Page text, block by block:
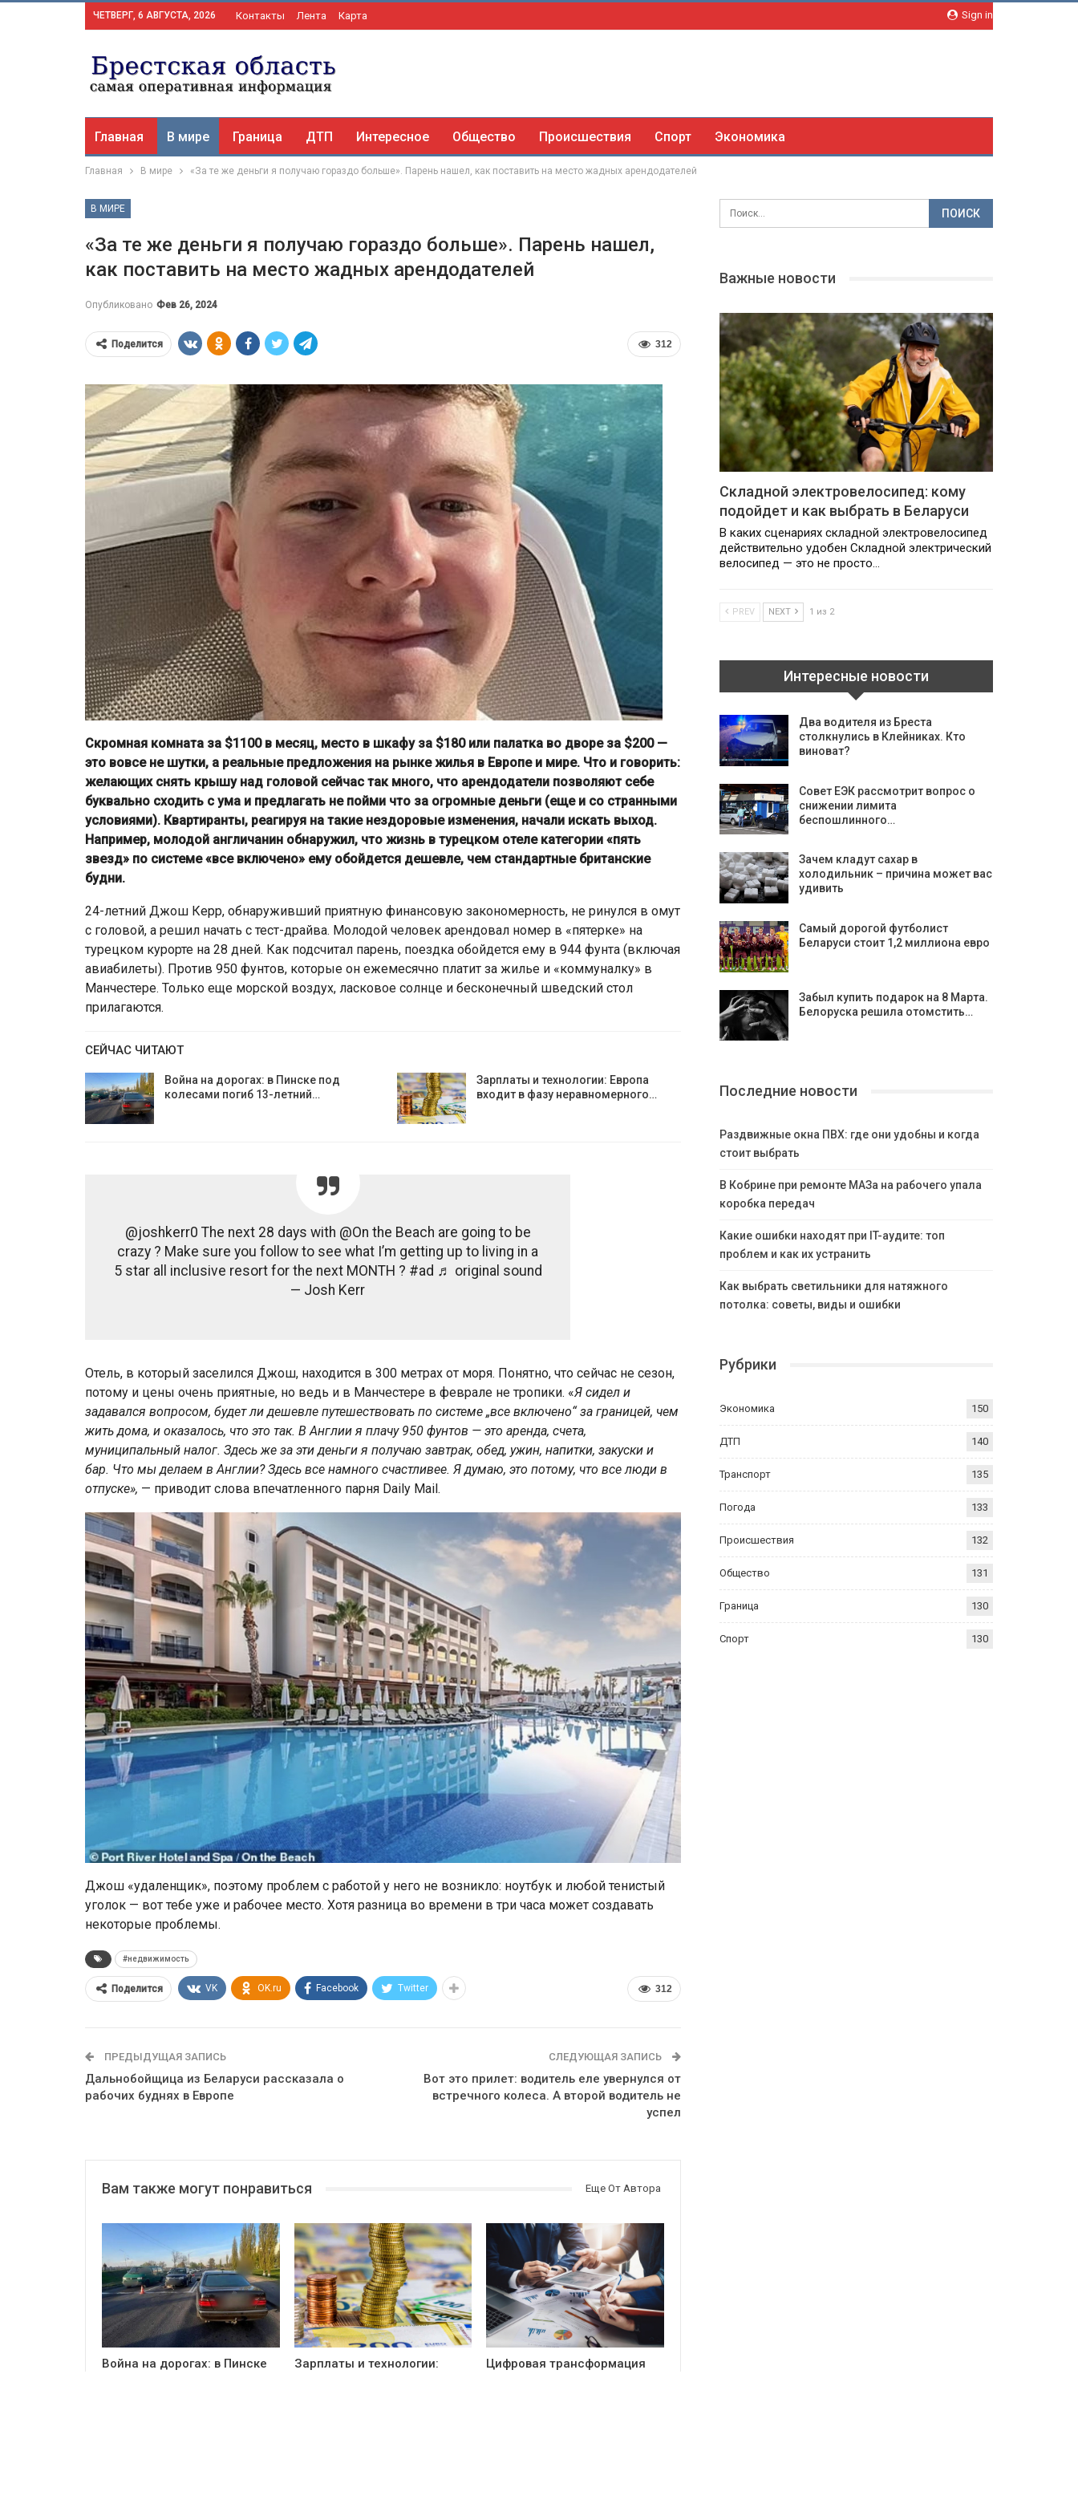
Sign in
ЧЕТВЕРГ, 6 АВГУСТА, 2026 Контакты Лента Карта
Главная В мире Граница ДТП Интересное Общество Происшествия Спорт Экономика
Главная В мире «За те же деньги я получаю гораздо больше». Парень нашел, как поставить на место жадных арендодателей
В МИРЕ
«За те же деньги я получаю гораздо больше». Парень нашел,
как поставить на место жадных арендодателей
Опубликовано Фев 26, 2024
312
Поделится
Скромная комната за $1100 в месяц, место в шкафу за $180 или палатка во дворе за $200 —
это вовсе не шутки, а реальные предложения на рынке жилья в Европе и мире. Что и говорить:
желающих снять крышу над головой сейчас так много, что арендодатели позволяют себе
буквально сходить с ума и предлагать не пойми что за огромные деньги (еще и со странными
условиями). Квартиранты, реагируя на такие нездоровые изменения, начали искать выход.
Например, молодой англичанин обнаружил, что жизнь в турецком отеле категории «пять
звезд» по системе «все включено» ему обойдется дешевле, чем стандартные британские
будни.
24-летний Джош Керр, обнаруживший приятную финансовую закономерность, не ринулся в омут
с головой, а решил начать с тест-драйва. Молодой человек арендовал номер в «пятерке» на
турецком курорте на 28 дней. Как подсчитал парень, поездка обойдется ему в 944 фунта (включая
авиабилеты). Против 950 фунтов, которые он ежемесячно платит за жилье и «коммуналку» в
Манчестере. Только еще морской воздух, ласковое солнце и бесконечный шведский стол
прилагаются.
СЕЙЧАС ЧИТАЮТ
Война на дорогах: в Пинске под
колесами погиб 13-летний…
Зарплаты и технологии: Европа
входит в фазу неравномерного…
@joshkerr0 The next 28 days with @On the Beach are going to be
crazy ? Make sure you follow to see what I’m getting up to living in a
5 star all inclusive resort for the next MONTH ? #ad ♬ original sound
— Josh Kerr
Отель, в который заселился Джош, находится в 300 метрах от моря. Понятно, что сейчас не сезон,
потому и цены очень приятные, но ведь и в Манчестере в феврале не тропики. «Я сидел и
задавался вопросом, будет ли дешевле путешествовать по системе „все включено“ за границей, чем
жить дома, и оказалось, что это так. В Англии я плачу 950 фунтов — это аренда, счета,
муниципальный налог. Здесь же за эти деньги я получаю завтрак, обед, ужин, напитки, закуски и
бар. Что мы делаем в Англии? Здесь все намного счастливее. Я думаю, это потому, что все люди в
отпуске», — приводит слова впечатленного парня Daily Mail.
Джош «удаленщик», поэтому проблем с работой у него не возникло: ноутбук и любой тенистый
уголок — вот тебе уже и рабочее место. Хотя разница во времени в три часа может создавать
некоторые проблемы.
#недвижимость
312
Поделится VK OK.ru Facebook Twitter
ПРЕДЫДУЩАЯ ЗАПИСЬ
Дальнобойщица из Беларуси рассказала о
рабочих буднях в Европе
СЛЕДУЮЩАЯ ЗАПИСЬ
Вот это прилет: водитель еле увернулся от
встречного колеса. А второй водитель не
успел
Вам также могут понравиться Еще От Автора
Война на дорогах: в Пинске
Зарплаты и технологии:
Цифровая трансформация
Важные новости
Складной электровелосипед: кому
подойдет и как выбрать в Беларуси
В каких сценариях складной электровелосипед
действительно удобен Складной электрический
велосипед — это не просто…
PREV NEXT 1 из 2
Интересные новости
Два водителя из Бреста
столкнулись в Клейниках. Кто
виноват?
Совет ЕЭК рассмотрит вопрос о
снижении лимита
беспошлинного…
Зачем кладут сахар в
холодильник – причина может вас
удивить
Самый дорогой футболист
Беларуси стоит 1,2 миллиона евро
Забыл купить подарок на 8 Марта.
Белоруска решила отомстить…
Последние новости
Раздвижные окна ПВХ: где они удобны и когда
стоит выбрать
В Кобрине при ремонте МАЗа на рабочего упала
коробка передач
Какие ошибки находят при IT-аудите: топ
проблем и как их устранить
Как выбрать светильники для натяжного
потолка: советы, виды и ошибки
Рубрики
Экономика 150
ДТП 140
Транспорт 135
Погода 133
Происшествия 132
Общество 131
Граница 130
Спорт 130